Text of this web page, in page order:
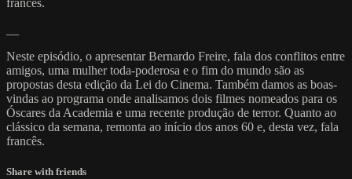
francês.
Neste episódio, o apresentar Bernardo Freire, fala dos conflitos entre
amigos, uma mulher toda-poderosa e o fim do mundo são as
propostas desta edição da Lei do Cinema. Também damos as boas-
vindas ao programa onde analisamos dois filmes nomeados para os
Óscares da Academia e uma recente produção de terror. Quanto ao
clássico da semana, remonta ao início dos anos 60 e, desta vez, fala
francês.
Share with friends